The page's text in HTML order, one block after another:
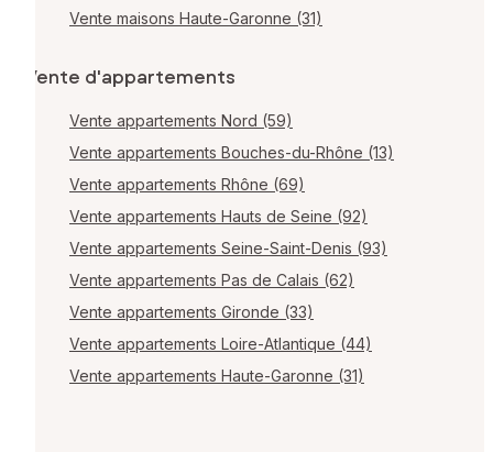
Vente maisons Haute-Garonne (31)
Vente d'appartements
Vente appartements Nord (59)
Vente appartements Bouches-du-Rhône (13)
Vente appartements Rhône (69)
Vente appartements Hauts de Seine (92)
Vente appartements Seine-Saint-Denis (93)
Vente appartements Pas de Calais (62)
Vente appartements Gironde (33)
Vente appartements Loire-Atlantique (44)
Vente appartements Haute-Garonne (31)